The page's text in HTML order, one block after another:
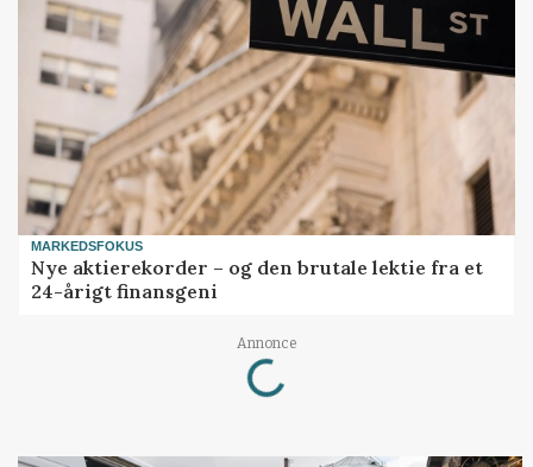
MARKEDSFOKUS
Nye aktierekorder – og den brutale lektie fra et
24-årigt finansgeni
Annonce
Loading...